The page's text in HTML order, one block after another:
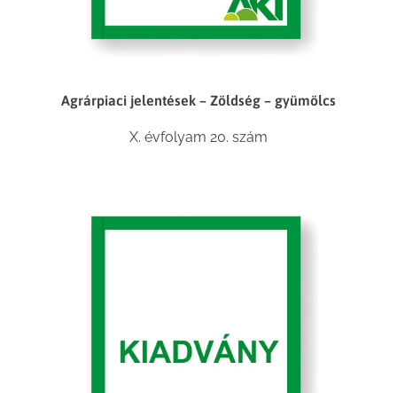
Agrárpiaci jelentések – Zöldség – gyümölcs
X. évfolyam 20. szám